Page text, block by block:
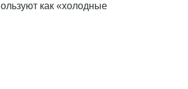
как «холодные